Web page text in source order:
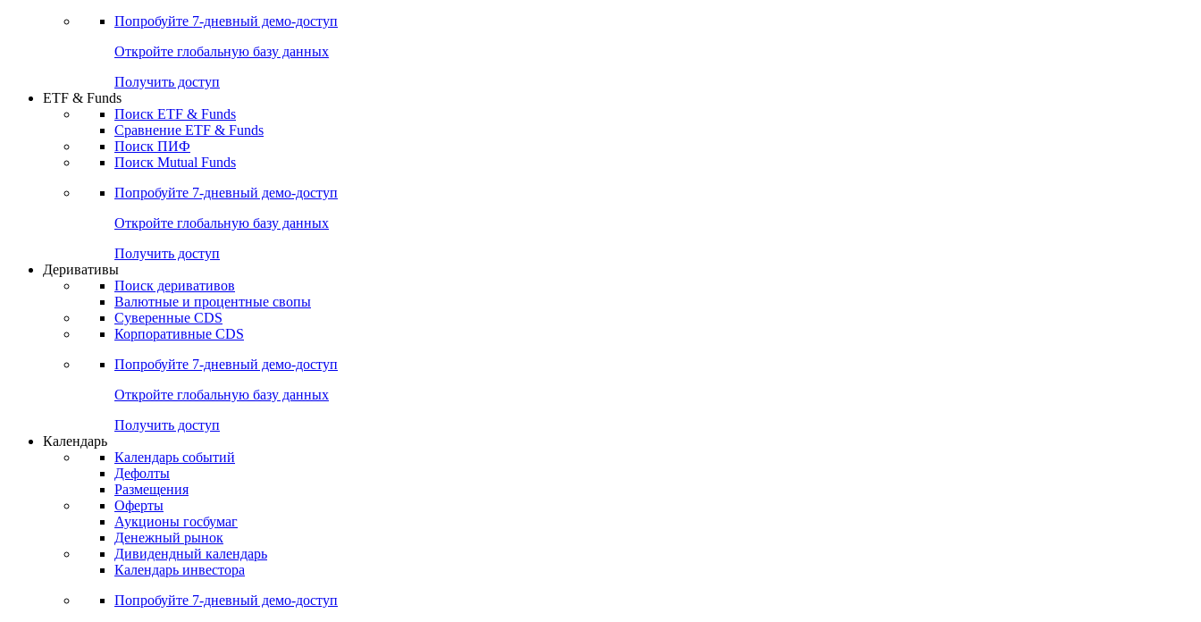
Попробуйте 7-дневный демо-доступ
Откройте глобальную базу данных
Получить доступ
ETF & Funds
Поиск ETF & Funds
Сравнение ETF & Funds
Поиск ПИФ
Поиск Mutual Funds
Попробуйте 7-дневный демо-доступ
Откройте глобальную базу данных
Получить доступ
Деривативы
Поиск деривативов
Валютные и процентные свопы
Суверенные CDS
Корпоративные CDS
Попробуйте 7-дневный демо-доступ
Откройте глобальную базу данных
Получить доступ
Календарь
Календарь событий
Дефолты
Размещения
Оферты
Аукционы госбумаг
Денежный рынок
Дивидендный календарь
Календарь инвестора
Попробуйте 7-дневный демо-доступ